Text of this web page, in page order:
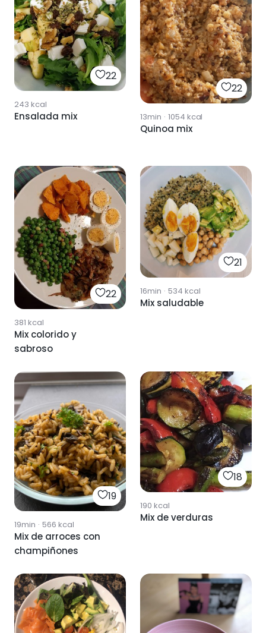
22
243 kcal
Ensalada mix
22
13min · 1054 kcal
Quinoa mix
22
381 kcal
Mix colorido y
sabroso
21
16min · 534 kcal
Mix saludable
19
19min · 566 kcal
Mix de arroces con
champiñones
18
190 kcal
Mix de verduras